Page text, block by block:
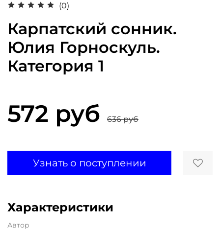
(0)
Карпатский сонник.
Юлия Горноскуль.
Категория 1
572 руб 636 руб
Узнать о поступлении
Характеристики
Автор